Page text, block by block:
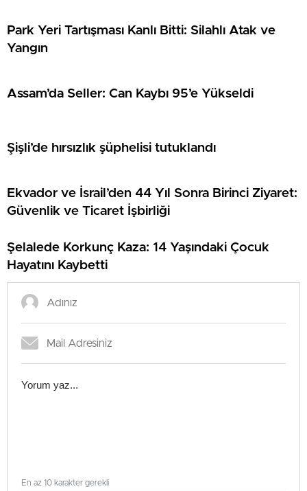
Park Yeri Tartışması Kanlı Bitti: Silahlı Atak ve
Yangın
Assam’da Seller: Can Kaybı 95’e Yükseldi
Şişli’de hırsızlık şüphelisi tutuklandı
Ekvador ve İsrail’den 44 Yıl Sonra Birinci Ziyaret:
Güvenlik ve Ticaret İşbirliği
Şelalede Korkunç Kaza: 14 Yaşındaki Çocuk
Hayatını Kaybetti
En az 10 karakter gerekli